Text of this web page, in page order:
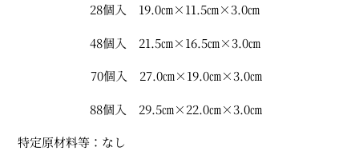
28個入 19.0㎝×11.5㎝×3.0㎝
48個入 21.5㎝×16.5㎝×3.0㎝
70個入 27.0㎝×19.0㎝×3.0㎝
88個入 29.5㎝×22.0㎝×3.0㎝
特定原材料等：なし